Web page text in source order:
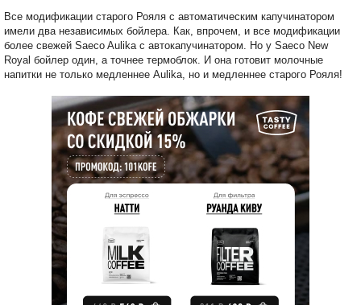
Все модификации старого Рояля с автоматическим капучинатором
имели два независимых бойлера. Как, впрочем, и все модификации
более свежей Saeco Aulika с автокапучинатором. Но у Saeco New
Royal бойлер один, а точнее термоблок. И она готовит молочные
напитки не только медленнее Aulika, но и медленнее старого Рояля!